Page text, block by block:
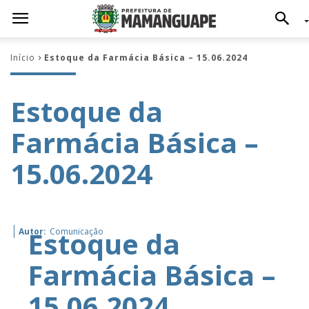
Início Estoque da Farmácia Básica – 15.06.2024
Estoque da
Farmácia Básica –
15.06.2024
Autor: Comunicação
Estoque da
Farmácia Básica –